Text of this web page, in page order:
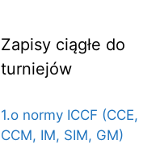
Zapisy ciągłe do
turniejów
1.o normy ICCF (CCE,
CCM, IM, SIM, GM)